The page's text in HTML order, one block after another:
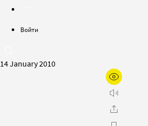
Войти
14 January 2010